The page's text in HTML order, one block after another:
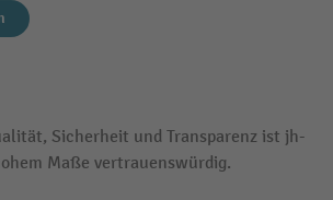
Sicherheit und Transparenz ist jh-
Maße vertrauenswürdig.